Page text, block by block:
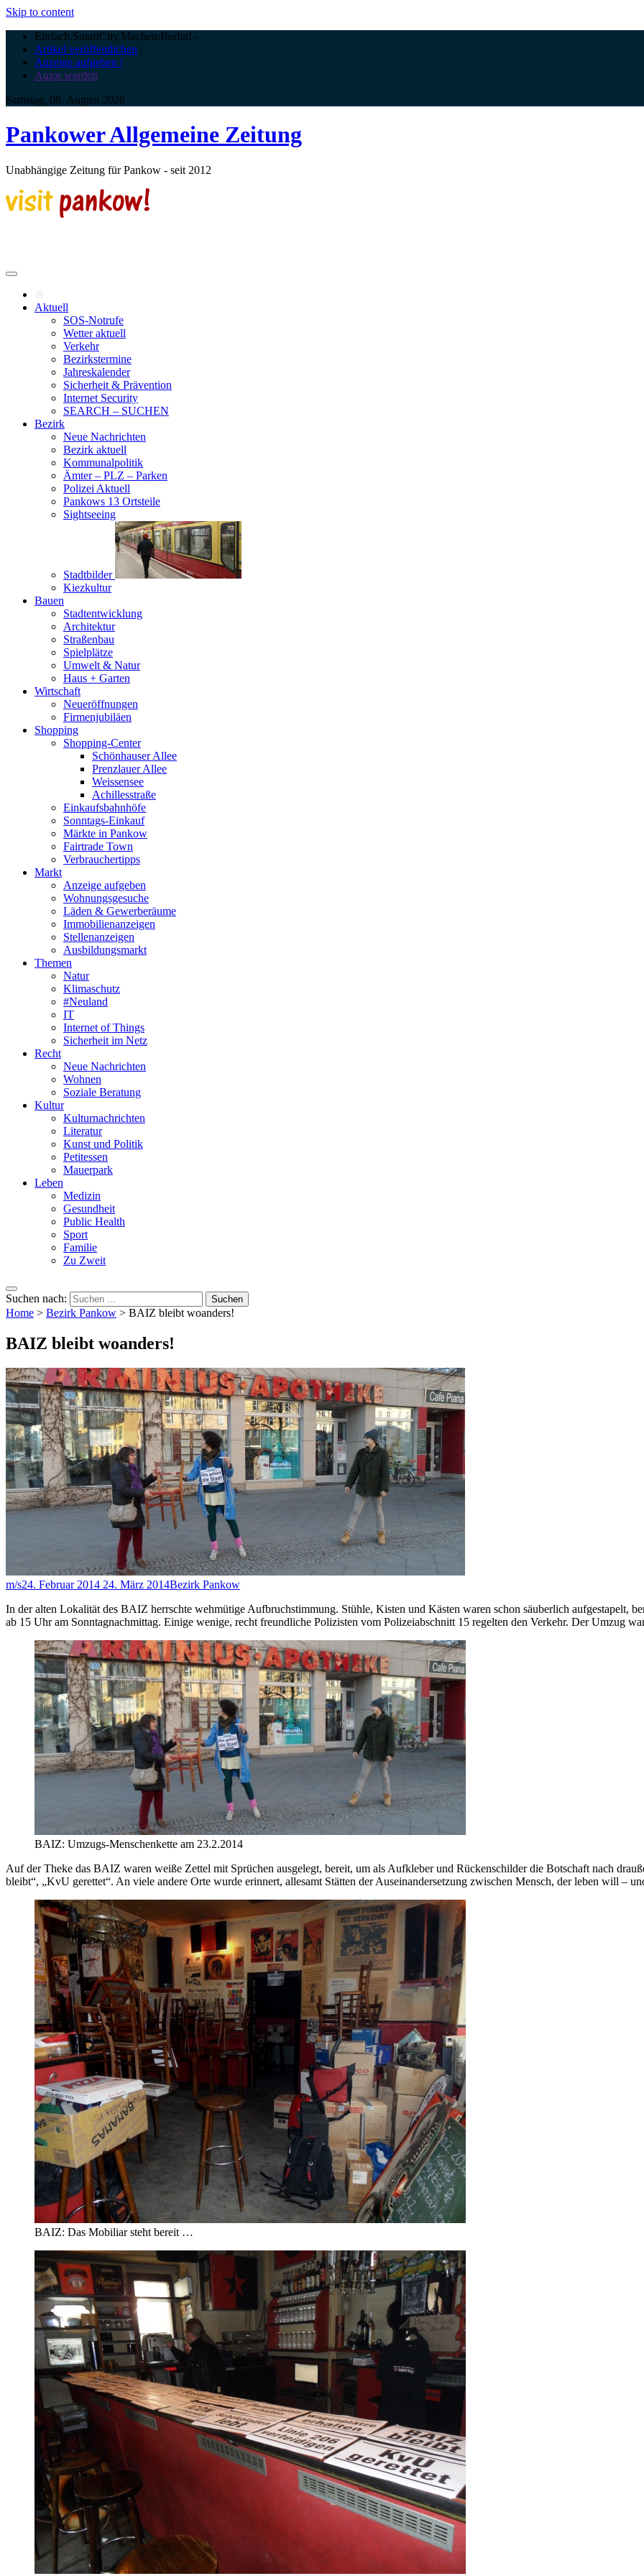
Skip to content
Einfach.SmartCity.Machen:Berlin! -
Artikel veröffentlichen |
Anzeige aufgeben |
Autor werden
Samstag, 08. August 2026
Pankower Allgemeine Zeitung
Unabhängige Zeitung für Pankow - seit 2012
Aktuell
SOS-Notrufe
Wetter aktuell
Verkehr
Bezirkstermine
Jahreskalender
Sicherheit & Prävention
Internet Security
SEARCH – SUCHEN
Bezirk
Neue Nachrichten
Bezirk aktuell
Kommunalpolitik
Ämter – PLZ – Parken
Polizei Aktuell
Pankows 13 Ortsteile
Sightseeing
Stadtbilder
Kiezkultur
Bauen
Stadtentwicklung
Architektur
Straßenbau
Spielplätze
Umwelt & Natur
Haus + Garten
Wirtschaft
Neueröffnungen
Firmenjubiläen
Shopping
Shopping-Center
Schönhauser Allee
Prenzlauer Allee
Weissensee
Achillesstraße
Einkaufsbahnhöfe
Sonntags-Einkauf
Märkte in Pankow
Fairtrade Town
Verbrauchertipps
Markt
Anzeige aufgeben
Wohnungsgesuche
Läden & Gewerberäume
Immobilienanzeigen
Stellenanzeigen
Ausbildungsmarkt
Themen
Natur
Klimaschutz
#Neuland
IT
Internet of Things
Sicherheit im Netz
Recht
Neue Nachrichten
Wohnen
Soziale Beratung
Kultur
Kulturnachrichten
Literatur
Kunst und Politik
Petitessen
Mauerpark
Leben
Medizin
Gesundheit
Public Health
Sport
Familie
Zu Zweit
Suchen nach:
Home > Bezirk Pankow > BAIZ bleibt woanders!
BAIZ bleibt woanders!
m/s24. Februar 2014 24. März 2014Bezirk Pankow
In der alten Lokalität des BAIZ herrschte wehmütige Aufbruchstimmung. Stühle, Kisten und Kästen waren schon säuberlich aufgestapelt,
ab 15 Uhr am Sonntagnachmittag. Einige wenige, recht freundliche Polizisten vom Polizeiabschnitt 15 regelten den Verkehr. Der Umzug
BAIZ: Umzugs-Menschenkette am 23.2.2014
Auf der Theke das BAIZ waren weiße Zettel mit Sprüchen ausgelegt, bereit, um als Aufkleber und Rückenschilder die Botschaft nach
bleibt“, „KvU gerettet“. An viele andere Orte wurde erinnert, allesamt Stätten der Auseinandersetzung zwischen Mensch, der leben will –
BAIZ: Das Mobiliar steht bereit …